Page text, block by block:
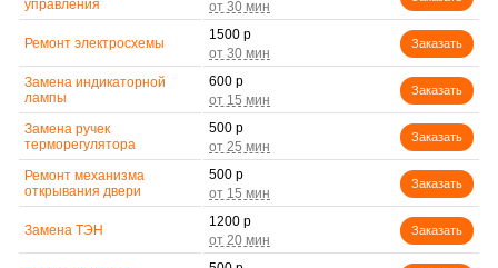
управления
Ремонт электросхемы
1500 р
Заказать
Замена индикаторной
лампы
600 р
Заказать
Замена ручек
терморегулятора
500 р
Заказать
Ремонт механизма
открывания двери
500 р
Заказать
Замена ТЭН
1200 р
Заказать